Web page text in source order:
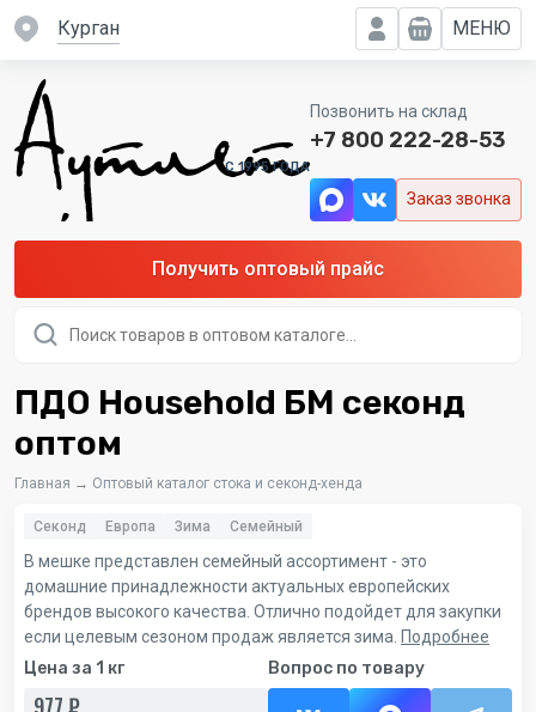
Курган МЕНЮ
C 1995 ГОДА
Позвонить на склад
+7 800 222-28-53
Заказ звонка
Получить оптовый прайс
товаров
ПДО Household БМ секонд
оптом
Главная → Оптовый каталог стока и секонд-хенда
Секонд Европа Зима Семейный
В мешке представлен семейный ассортимент - это
домашние принадлежности актуальных европейских
брендов высокого качества. Отлично подойдет для закупки
если целевым сезоном продаж является зима. Подробнее
Цена за 1 кг
977 ₽
Вопрос по товару